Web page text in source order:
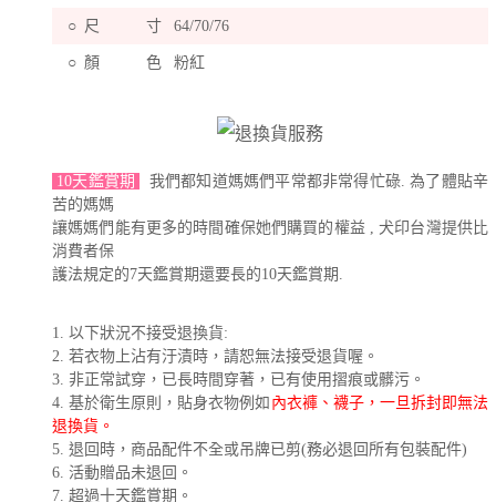
○ 尺 寸 64/70/76
○ 顏 色 粉紅
10天鑑賞期
我們都知道媽媽們平常都非常得忙碌. 為了體貼辛
苦的媽媽
讓媽媽們能有更多的時間確保她們購買的權益 , 犬印台灣提供比
消費者保
護法規定的7天鑑賞期還要長的10天鑑賞期.
1. 以下狀況不接受退換貨:
2. 若衣物上沾有汙漬時，請恕無法接受退貨喔。
3. 非正常試穿，已長時間穿著，已有使用摺痕或髒污。
4. 基於衛生原則，貼身衣物例如 內衣褲、襪子，一旦拆封即無法
退換貨。
5. 退回時，商品配件不全或吊牌已剪(務必退回所有包裝配件)
6. 活動贈品未退回。
7. 超過十天鑑賞期。